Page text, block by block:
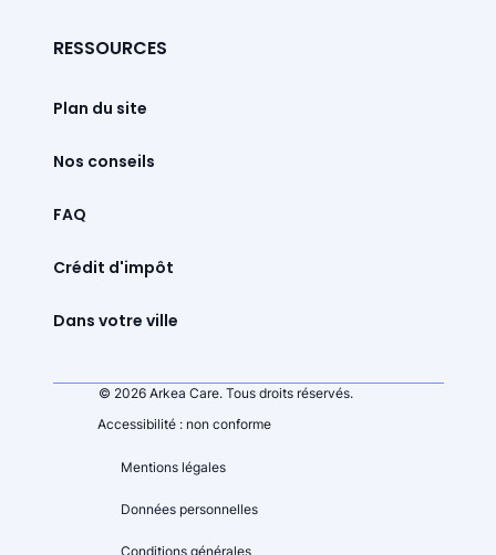
RESSOURCES
Plan du site
Nos conseils
FAQ
Crédit d'impôt
Dans votre ville
© 2026 Arkea Care. Tous droits réservés.
Accessibilité : non conforme
Mentions légales
Données personnelles
Conditions générales